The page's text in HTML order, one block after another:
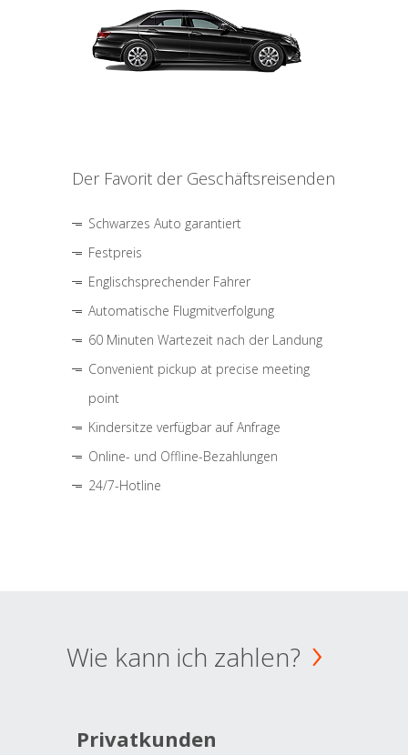
Der Favorit der Geschäftsreisenden
Schwarzes Auto garantiert
Festpreis
Englischsprechender Fahrer
Automatische Flugmitverfolgung
60 Minuten Wartezeit nach der Landung
Convenient pickup at precise meeting
point
Kindersitze verfügbar auf Anfrage
Online- und Offline-Bezahlungen
24/7-Hotline
Wie kann ich zahlen?
Privatkunden